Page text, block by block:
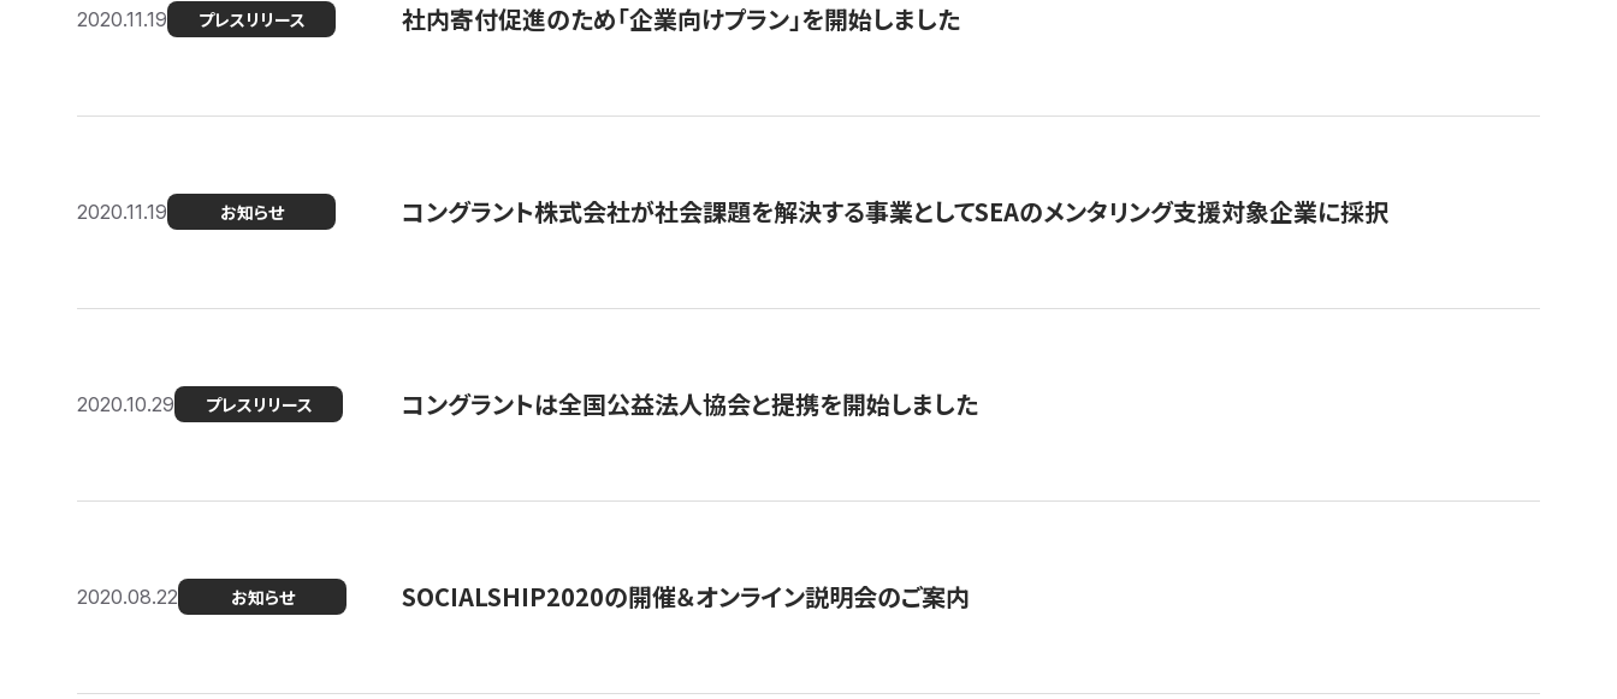
2020.11.19 プレスリリース 社内寄付促進のため「企業向けプラン」を開始しました
2020.11.19 お知らせ コングラント株式会社が社会課題を解決する事業としてSEAのメンタリング支援対象企業に採択
2020.10.29 プレスリリース コングラントは全国公益法人協会と提携を開始しました
2020.08.22 お知らせ SOCIALSHIP2020の開催＆オンライン説明会のご案内